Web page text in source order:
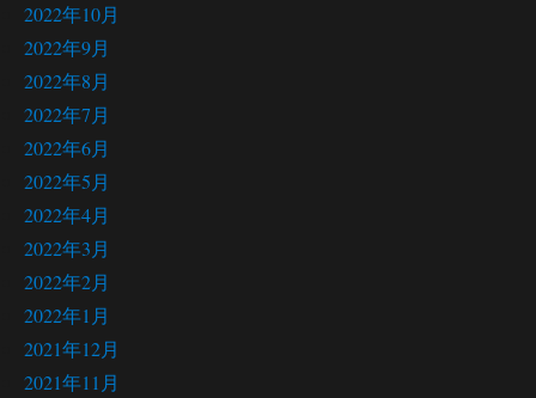
2022年10月
2022年9月
2022年8月
2022年7月
2022年6月
2022年5月
2022年4月
2022年3月
2022年2月
2022年1月
2021年12月
2021年11月